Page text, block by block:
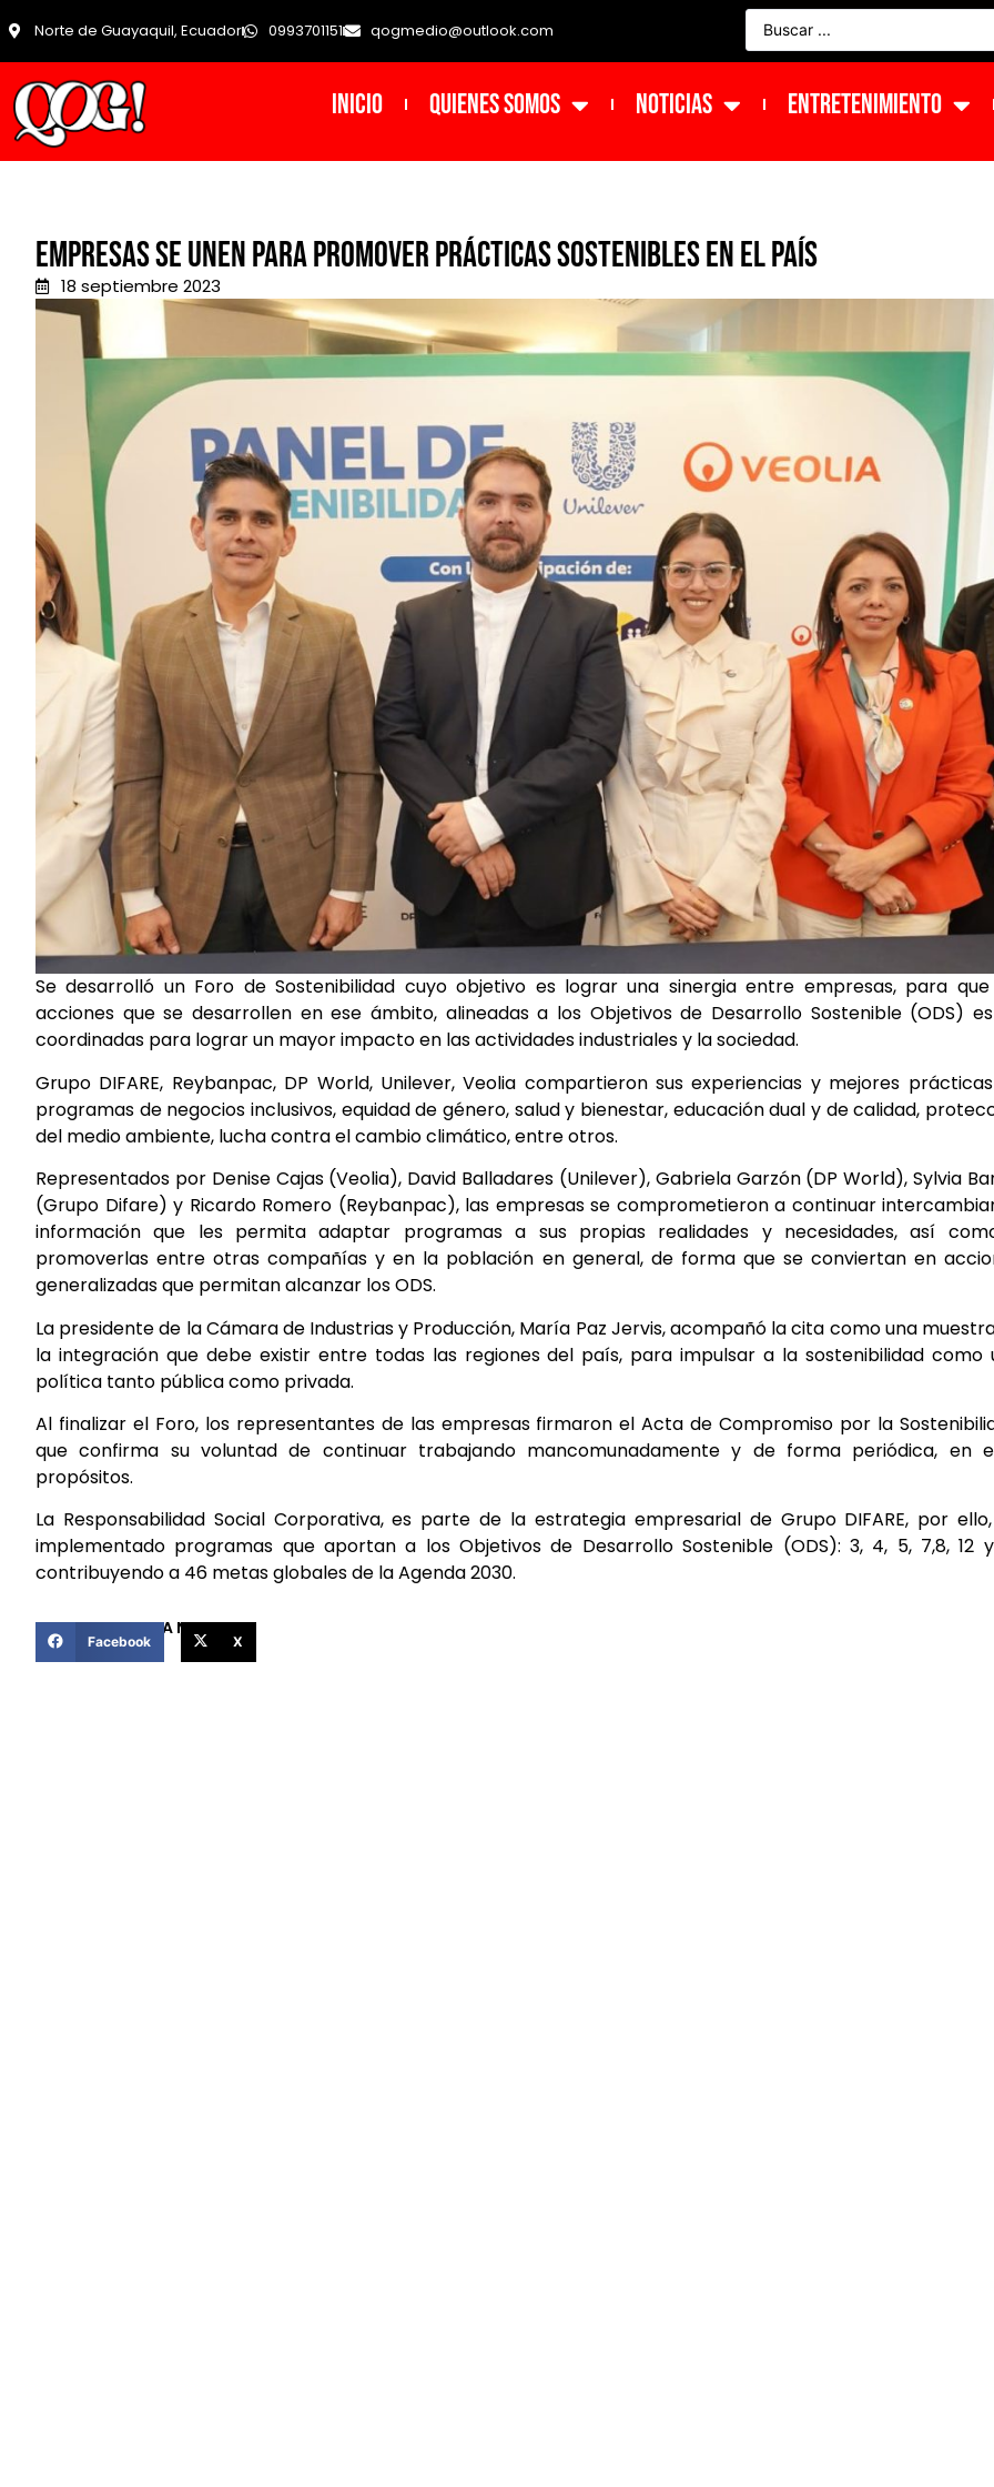
Norte de Guayaquil, Ecuador 0993701151 qogmedio@outlook.com
INICIO Quienes Somos NOTICIAS ENTRETENIMIENTO
Empresas se unen para promover prácticas sostenibles en el país
18 septiembre 2023
Se desarrolló un Foro de Sostenibilidad cuyo objetivo es lograr una sinergia entre empresas, para
acciones que se desarrollen en ese ámbito, alineadas a los Objetivos de Desarrollo Sostenible (ODS)
coordinadas para lograr un mayor impacto en las actividades industriales y la sociedad.
Grupo DIFARE, Reybanpac, DP World, Unilever, Veolia compartieron sus experiencias y mejores
programas de negocios inclusivos, equidad de género, salud y bienestar, educación dual y de calidad,
del medio ambiente, lucha contra el cambio climático, entre otros.
Representados por Denise Cajas (Veolia), David Balladares (Unilever), Gabriela Garzón (DP World), Sylvia
(Grupo Difare) y Ricardo Romero (Reybanpac), las empresas se comprometieron a continuar
información que les permita adaptar programas a sus propias realidades y necesidades, así
promoverlas entre otras compañías y en la población en general, de forma que se conviertan en
generalizadas que permitan alcanzar los ODS.
La presidente de la Cámara de Industrias y Producción, María Paz Jervis, acompañó la cita como una
la integración que debe existir entre todas las regiones del país, para impulsar a la sostenibilidad como
política tanto pública como privada.
Al finalizar el Foro, los representantes de las empresas firmaron el Acta de Compromiso por la
que confirma su voluntad de continuar trabajando mancomunadamente y de forma periódica, en
propósitos.
La Responsabilidad Social Corporativa, es parte de la estrategia empresarial de Grupo DIFARE, por
implementado programas que aportan a los Objetivos de Desarrollo Sostenible (ODS): 3, 4, 5, 7,8, 12 y
contribuyendo a 46 metas globales de la Agenda 2030.
COMPARTIR ESTA NOTICIA
Facebook X